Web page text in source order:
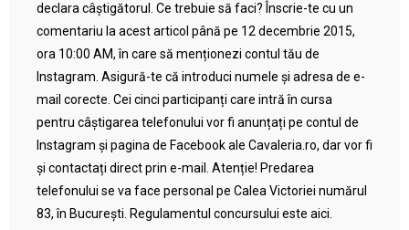
declara câștigătorul. Ce trebuie să faci? Înscrie-te cu un
comentariu la acest articol până pe 12 decembrie 2015,
ora 10:00 AM, în care să menționezi contul tău de
Instagram. Asigură-te că introduci numele și adresa de e-
mail corecte. Cei cinci participanți care intră în cursa
pentru câștigarea telefonului vor fi anunțați pe contul de
Instagram și pagina de Facebook ale Cavaleria.ro, dar vor fi
și contactați direct prin e-mail. Atenție! Predarea
telefonului se va face personal pe Calea Victoriei numărul
83, în București. Regulamentul concursului este aici.